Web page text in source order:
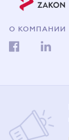
О КОМПАНИИ